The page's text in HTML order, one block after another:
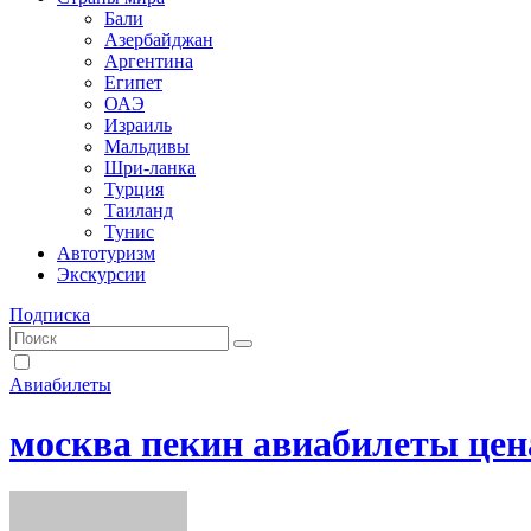
Бали
Азербайджан
Аргентина
Египет
ОАЭ
Израиль
Мальдивы
Шри-ланка
Турция
Таиланд
Тунис
Автотуризм
Экскурсии
Подписка
Авиабилеты
москва пекин авиабилеты